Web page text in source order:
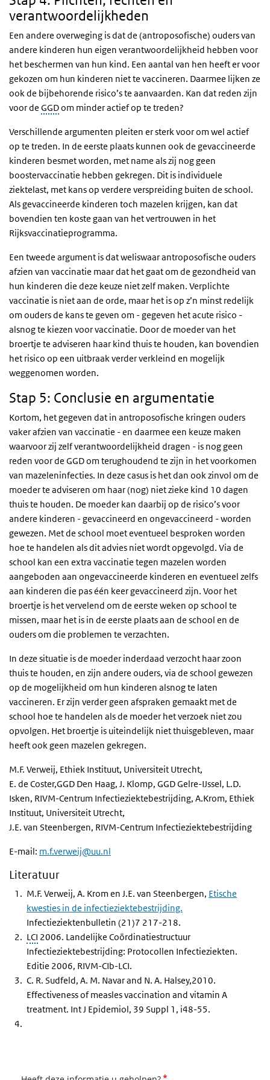
verantwoordelijkheden
Een andere overweging is dat de (antroposofische) ouders van
andere kinderen hun eigen verantwoordelijkheid hebben voor
het beschermen van hun kind. Een aantal van hen heeft er voor
gekozen om hun kinderen niet te vaccineren. Daarmee lijken ze
ook de bijbehorende risico’s te aanvaarden. Kan dat reden zijn
voor de GGDom minder actief op te treden?
Verschillende argumenten pleiten er sterk voor om wel actief
op te treden. In de eerste plaats kunnen ook de gevaccineerde
kinderen besmet worden, met name als zij nog geen
boostervaccinatie hebben gekregen. Dit is individuele
ziektelast, met kans op verdere verspreiding buiten de school.
Als gevaccineerde kinderen toch mazelen krijgen, kan dat
bovendien ten koste gaan van het vertrouwen in het
Rijksvaccinatieprogramma.
Een tweede argument is dat weliswaar antroposofische ouders
afzien van vaccinatie maar dat het gaat om de gezondheid van
hun kinderen die deze keuze niet zelf maken. Verplichte
vaccinatie is niet aan de orde, maar het is op z’n minst redelijk
om ouders de kans te geven om - gegeven het acute risico -
alsnog te kiezen voor vaccinatie. Door de moeder van het
broertje te adviseren haar kind thuis te houden, kan bovendien
het risico op een uitbraak verder verkleind en mogelijk
weggenomen worden.
Stap 5: Conclusie en argumentatie
Kortom, het gegeven dat in antroposofische kringen ouders
vaker afzien van vaccinatie - en daarmee een keuze maken
waarvoor zij zelf verantwoordelijkheid dragen - is nog geen
reden voor de GGD om terughoudend te zijn in het voorkomen
van mazeleninfecties. In deze casus is het dan ook zinvol om de
moeder te adviseren om haar (nog) niet zieke kind 10 dagen
thuis te houden. De moeder kan daarbij op de risico’s voor
andere kinderen - gevaccineerd en ongevaccineerd - worden
gewezen. Met de school moet eventueel besproken worden
hoe te handelen als dit advies niet wordt opgevolgd. Via de
school kan een extra vaccinatie tegen mazelen worden
aangeboden aan ongevaccineerde kinderen en eventueel zelfs
aan kinderen die pas één keer gevaccineerd zijn. Voor het
broertje is het vervelend om de eerste weken op school te
missen, maar het is in de eerste plaats aan de school en de
ouders om die problemen te verzachten.
In deze situatie is de moeder inderdaad verzocht haar zoon
thuis te houden, en zijn andere ouders, via de school gewezen
op de mogelijkheid om hun kinderen alsnog te laten
vaccineren. Er zijn verder geen afspraken gemaakt met de
school hoe te handelen als de moeder het verzoek niet zou
opvolgen. Het broertje is uiteindelijk niet thuisgebleven, maar
heeft ook geen mazelen gekregen.
M.F. Verweij, Ethiek Instituut, Universiteit Utrecht,
E. de Coster,GGD Den Haag, J. Klomp, GGD Gelre-IJssel, L.D.
Isken, RIVM-Centrum Infectieziektebestrijding, A.Krom, Ethiek
Instituut, Universiteit Utrecht,
J.E. van Steenbergen, RIVM-Centrum Infectieziektebestrijding
E-mail: m.f.verweij@uu.nl
Literatuur
M.F. Verweij, A. Krom en J.E. van Steenbergen, Etische
kwesties in de infectieziektebestrijding.
Infectieziektenbulletin (21)7 217-218.
LCI 2006. Landelijke Coördinatiestructuur
Infectieziektebestrijding: Protocollen Infectieziekten.
Editie 2006, RIVM-CIb-LCI.
C. R. Sudfeld, A. M. Navar and N. A. Halsey,2010.
Effectiveness of measles vaccination and vitamin A
treatment. Int J Epidemiol, 39 Suppl 1, i48-55.